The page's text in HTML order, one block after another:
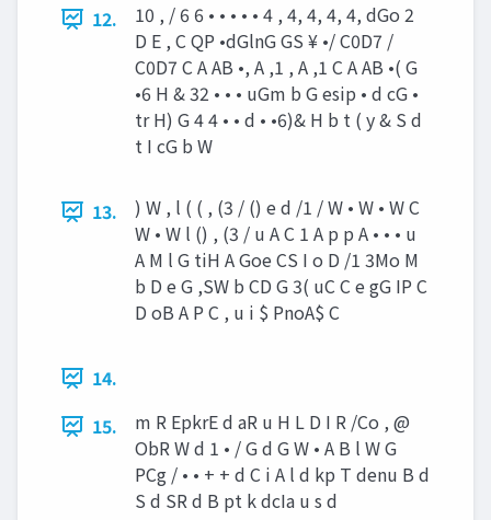
12.
10 , / 6 6 • • • • • 4 , 4, 4, 4, 4, dGo 2
D E , C QP •dGlnG GS ¥ •/ C0D7 /
C0D7 C A AB •, A ,1 , A ,1 C A AB •( G
•6 H & 32 • • • uGm b G esip • d cG •
tr H) G 4 4 • • d • •6)& H b t ( y & S d
t I cG b W
13.
) W , l ( ( , (3 / () e d /1 / W • W • W C
W • W l () , (3 / u A C 1 A p p A • • • u
A M l G tiH A Goe CS I o D /1 3Mo M
b D e G ,SW b CD G 3( uC C e gG IP C
D oB A P C , u i $ PnoA$ C
14.
15.
m R EpkrE d aR u H L D I R /Co , @
ObR W d 1 • / G d G W • A B l W G
PCg / • • + + d C i A l d kp T denu B d
S d SR d B pt k dcIa u s d